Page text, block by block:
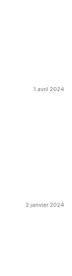
1 avril 2024
2 janvier 2024